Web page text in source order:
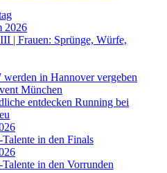
2026
| Frauen: Sprünge, Würfe,
in Hannover vergeben
München
entdecken Running bei
in den Finals
in den Vorrunden